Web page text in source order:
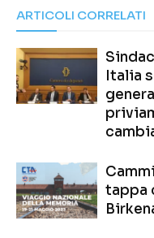
ARTICOLI CORRELATI
Italia
tappa